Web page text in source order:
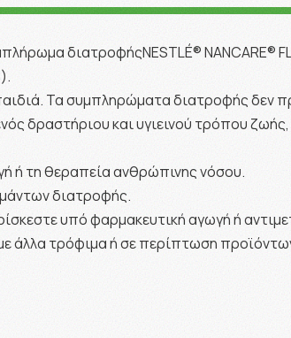
διατροφήςNESTLÉ® NANCARE®
Τα συμπληρώματα διατροφής δεν
δραστήριου και υγιεινού τρόπου ζωής,
ή τη θεραπεία ανθρώπινης νόσου.
διατροφής.
υπό φαρμακευτική αγωγή ή
άλλα τρόφιμα ή σε περίπτωση